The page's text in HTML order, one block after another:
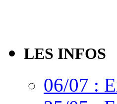
LES INFOS
06/07 :